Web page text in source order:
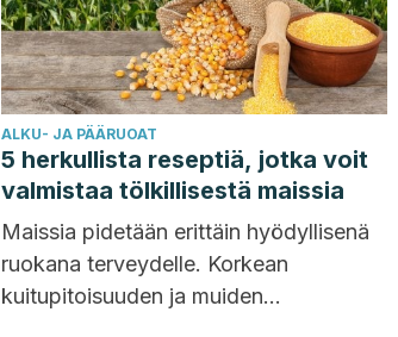
ALKU- JA PÄÄRUOAT
5 herkullista reseptiä, jotka voit
valmistaa tölkillisestä maissia
Maissia pidetään erittäin hyödyllisenä
ruokana terveydelle. Korkean
kuitupitoisuuden ja muiden